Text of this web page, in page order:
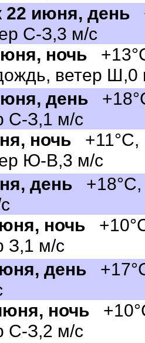
22 июня, день
С-З,3 м/с
ночь
ветер Ш,0
день
С-З,1 м/с
ночь +11°C,
Ю-В,3 м/с
день +18°C,
ночь
З,1 м/с
день
ночь
С-З,2 м/с